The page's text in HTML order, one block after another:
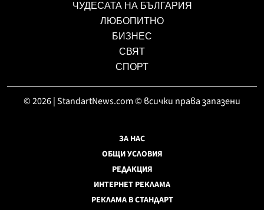
ЧУДЕСАТА НА БЪЛГАРИЯ
ЛЮБОПИТНО
БИЗНЕС
СВЯТ
СПОРТ
© 2026 | StandartNews.com © всички права запазени
ЗА НАС
ОБЩИ УСЛОВИЯ
РЕДАКЦИЯ
ИНТЕРНЕТ РЕКЛАМА
РЕКЛАМА В СТАНДАРТ